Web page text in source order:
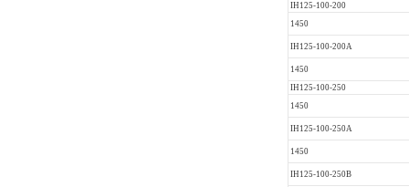
IH125-100-200
1450
IH125-100-200A
1450
IH125-100-250
1450
IH125-100-250A
1450
IH125-100-250B